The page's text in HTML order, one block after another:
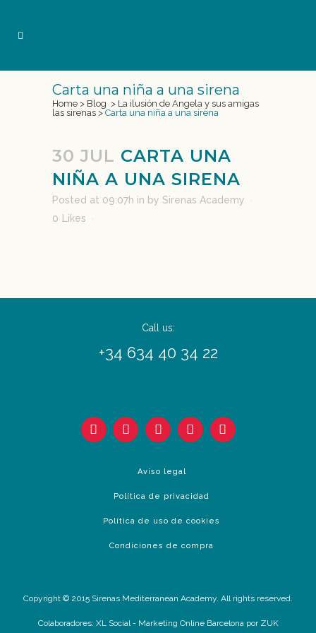
Carta una niña a una sirena
Home > Blog > La ilusión de Angela y sus amigas
las sirenas > Carta una niña a una sirena
30 JUL CARTA UNA
NIÑA A UNA SIRENA
Posted at 09:07h in by Sirenas Academy
0
Likes
Call us:
+34 634 40 34 22
Aviso legal
Política de privacidad
Política de uso de cookies
Condiciones de compra
Copyright © 2015 Sirenas Mediterranean Academy. All rights reserved.
Colaboradores: XL Social - Marketing Online Barcelona por ZUK